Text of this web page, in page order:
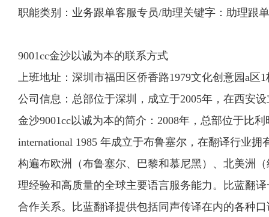
职能类别：业务跟单客服专员/助理关键字：助理跟单
9001cc金沙以诚为本的联系方式
上班地址：深圳市福田区侨香路1979文化创意园a区1
公司信息：总部位于深圳，成立于2005年，在西安
金沙9001cc以诚为本的简介：2008年，总部位于比
international 1985 年成立于布鲁塞尔，在翻译行业
构遍布欧洲（布鲁塞尔、巴黎和慕尼黑）、北美洲
理经验和高质量的全球主要语言服务能力。比蓝翻
合作关系。比蓝翻译提供包括同声传译在内的各种